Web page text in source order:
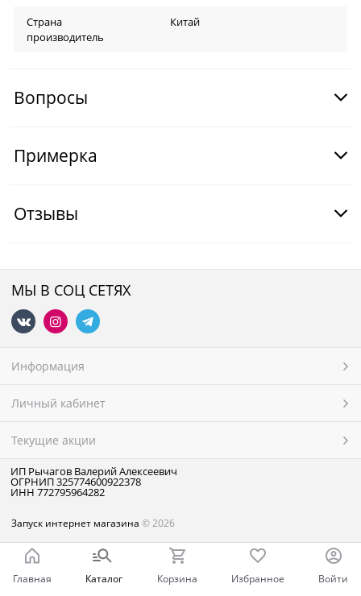
Страна
производитель
Китай
Вопросы
Примерка
Отзывы
МЫ В СОЦ СЕТЯХ
Информация
Личный кабинет
Текущие акции
ИП Рычагов Валерий Алексеевич
ОГРНИП 325774600922378
ИНН 772795964282
Запуск интернет магазина © 2026
Главная Каталог Корзина Избранное Войти